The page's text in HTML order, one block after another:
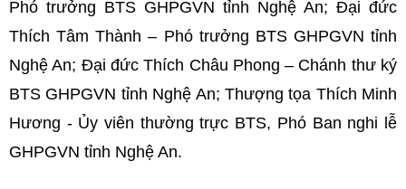
Phó trưởng BTS GHPGVN tỉnh Nghệ An; Đại đức
Thích Tâm Thành – Phó trưởng BTS GHPGVN tỉnh
Nghệ An; Đại đức Thích Châu Phong – Chánh thư ký
BTS GHPGVN tỉnh Nghệ An; Thượng tọa Thích Minh
Hương - Ủy viên thường trực BTS, Phó Ban nghi lễ
GHPGVN tỉnh Nghệ An.